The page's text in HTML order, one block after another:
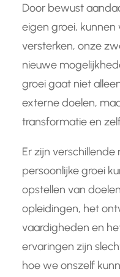
Door bewust
eigen groei,
versterken, onze
nieuwe
groei gaat niet
externe doelen,
transformatie en
Er zijn
persoonlijke groei
opstellen van
opleidingen, het
vaardigheden en
ervaringen zijn
hoe we onszelf